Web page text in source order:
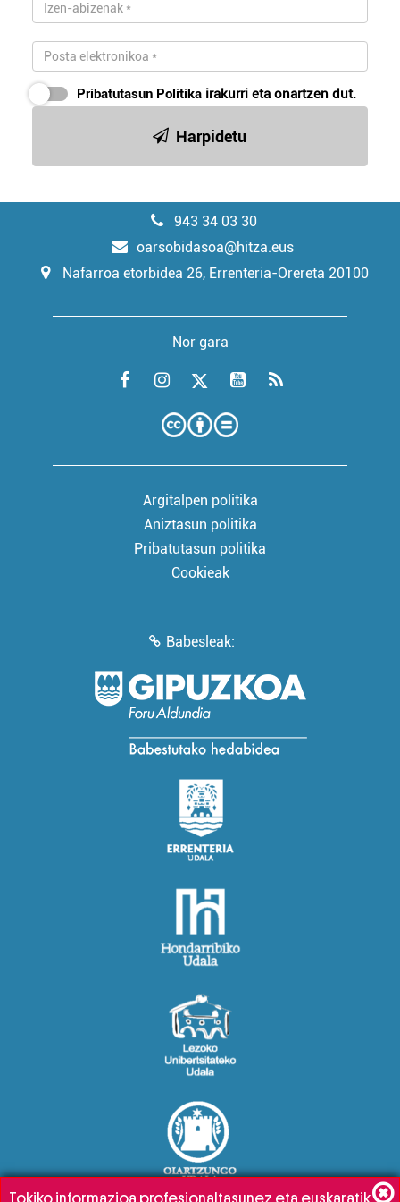
Pribatutasun Politika irakurri eta onartzen dut.
Harpidetu
943 34 03 30
oarsobidasoa@hitza.eus
Nafarroa etorbidea 26, Errenteria-Orereta 20100
Nor gara
Argitalpen politika
Aniztasun politika
Pribatutasun politika
Cookieak
Babesleak:
Tokiko informazioa profesionaltasunez eta euskaratik,